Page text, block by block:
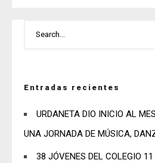
Entradas recientes
URDANETA DIO INICIO AL
UNA JORNADA DE MÚSICA,
38 JÓVENES DEL COLEGIO 11